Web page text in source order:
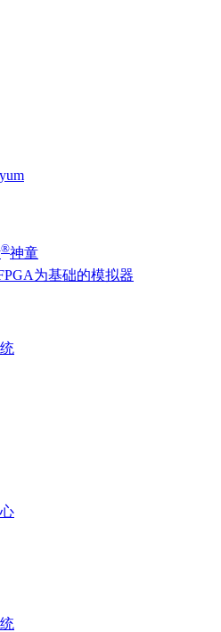
®神童
为基础的模拟器